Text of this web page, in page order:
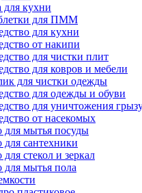
для кухни
для ПММ
для кухни
от накипи
для чистки плит
для ковров и мебели
для чистки одежды
для одежды и обуви
для уничтожения
от насекомых
для мытья посуды
для сантехники
для стекол и зеркал
для мытья пола